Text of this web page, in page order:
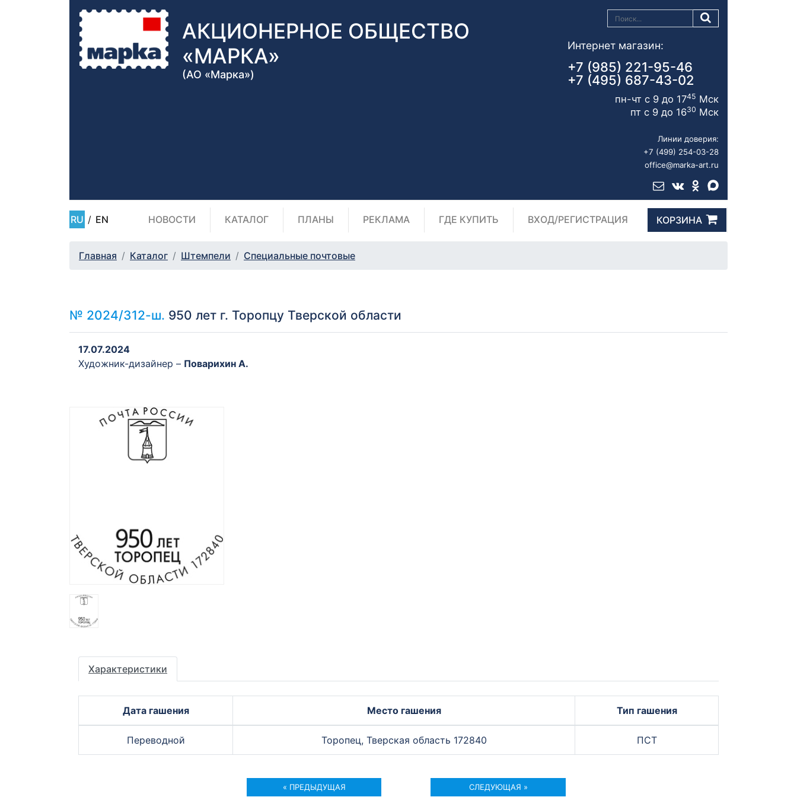
АКЦИОНЕРНОЕ ОБЩЕСТВО
«МАРКА»
(АО «Марка»)
Интернет магазин:
+7 (985) 221-95-46
+7 (495) 687-43-02
пн-чт с 9 до 1745 Мск
пт с 9 до 1630 Мск
Линии доверия:
+7 (499) 254-03-28
office@marka-art.ru
RU / EN НОВОСТИ КАТАЛОГ ПЛАНЫ РЕКЛАМА ГДЕ КУПИТЬ ВХОД/РЕГИСТРАЦИЯ КОРЗИНА
Главная Каталог Штемпели Специальные почтовые
№ 2024/312-ш. 950 лет г. Торопцу Тверской области
17.07.2024
Художник-дизайнер – Поварихин А.
Характеристики
Дата гашения Место гашения Тип гашения
Переводной Торопец, Тверская область 172840 ПСТ
« ПРЕДЫДУЩАЯ СЛЕДУЮЩАЯ »